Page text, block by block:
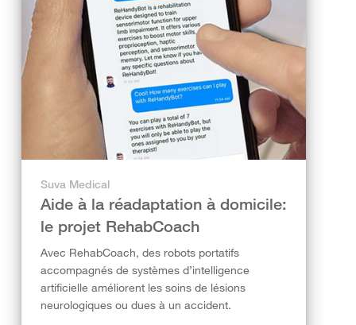
Suva Medical
Aide à la réadaptation à domicile:
le projet RehabCoach
Avec RehabCoach, des robots portatifs
accompagnés de systèmes d’intelligence
artificielle améliorent les soins de lésions
neurologiques ou dues à un accident.